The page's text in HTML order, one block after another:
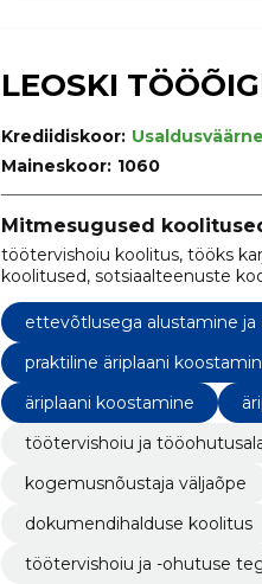
LEOSKI
Krediidiskoor: Usaldusväärne
Maineskoor: 1060
Mitmesugused
töötervishoiu koolitus, tööks
koolitused, sotsiaalteenuste
ettevõtlusega alustamise
ettevõtlusega alustamine ja
praktiline äriplaani
äriplaani koostamine
töötervishoiu ja
kogemusnõustaja väljaõpe
dokumendihalduse koolitus
töötervishoiu ja -ohutuse